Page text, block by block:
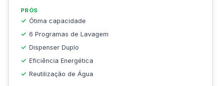
PRÓS
Ótima capacidade
6 Programas de Lavagem
Dispenser Duplo
Eficiência Energética
Reutilização de Água